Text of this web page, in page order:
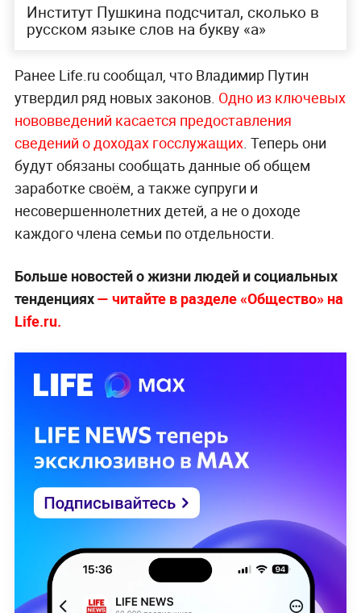
Институт Пушкина подсчитал, сколько в
русском языке слов на букву «а»
Ранее Life.ru сообщал, что Владимир Путин
утвердил ряд новых законов. Одно из ключевых
нововведений касается предоставления
сведений о доходах госслужащих. Теперь они
будут обязаны сообщать данные об общем
заработке своём, а также супруги и
несовершеннолетних детей, а не о доходе
каждого члена семьи по отдельности.
Больше новостей о жизни людей и социальных
тенденциях— читайте в разделе «Общество» на
Life.ru.